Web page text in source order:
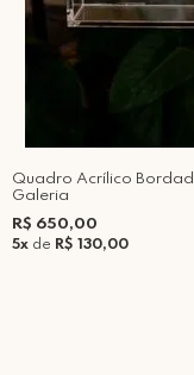
Quadro Acrílico
Galeria
R$ 650,00
5x de R$ 130,00